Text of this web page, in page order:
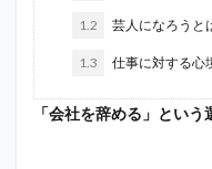
1.2 芸人になろうと
1.3 仕事に対する心
「会社を辞める」とい